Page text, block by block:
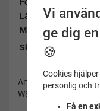
Lång överkropp:
Material:
Skötselråd:
Artikelnummer:
W8401-W102-40
Vi
ge dig
🍪
Cookies
personlig och
Få en